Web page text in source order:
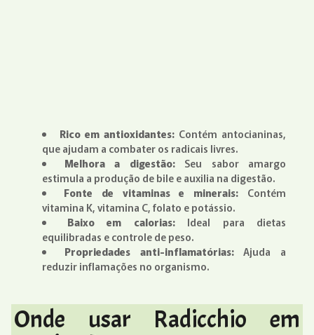
Rico em antioxidantes:Contém antocianinas,
que ajudam a combater os radicais livres.
Melhora a digestão:Seu sabor amargo
estimula a produção de bile e auxilia na digestão.
Fonte de vitaminas e minerais: Contém
vitamina K, vitamina C, folato e potássio.
Baixo em calorias:Ideal para dietas
equilibradas e controle de peso.
Propriedades anti-inflamatórias:Ajuda a
reduzir inflamações no organismo.
Onde usar Radicchio em